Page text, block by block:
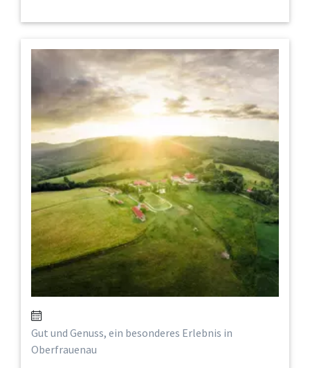
Gut und Genuss, ein besonderes Erlebnis in
Oberfrauenau